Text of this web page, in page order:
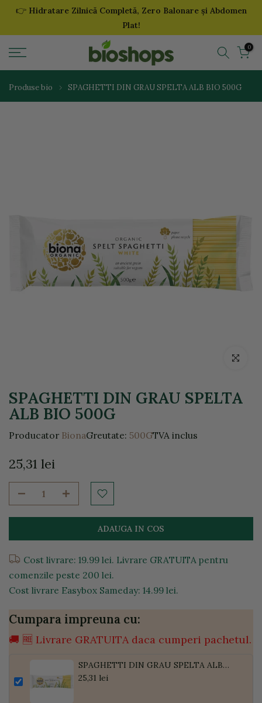
Sari
👉 Hidratare Zilnică Completă, Zero Balonare și Abdomen
Plat!
0
Produse bio SPAGHETTI DIN GRAU SPELTA ALB BIO 500G
Click
SPAGHETTI DIN GRAU SPELTA
ALB BIO 500G
Producator BionaGreutate: 500GTVA inclus
25,31 lei
ADAUGA IN COS
Cost livrare: 19.99 lei. Livrare GRATUITA pentru
comenzile peste 200 lei.
Cost livrare Easybox Sameday: 14.99 lei.
Cumpara impreuna cu:
🚚 🆓 Livrare GRATUITA daca cumperi pachetul.
SPAGHETTI DIN GRAU SPELTA ALB
BIO 500G
25,31 lei